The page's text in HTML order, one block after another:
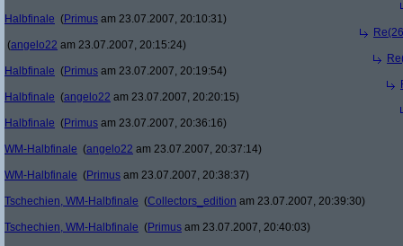
Halbfinale (Primus am 23.07.2007, 20:10:31)
(angelo22 am 23.07.2007, 20:15:24)
Halbfinale (Primus am 23.07.2007, 20:19:54)
Halbfinale (angelo22 am 23.07.2007, 20:20:15)
Halbfinale (Primus am 23.07.2007, 20:36:16)
WM-Halbfinale (angelo22 am 23.07.2007, 20:37:14)
WM-Halbfinale (Primus am 23.07.2007, 20:38:37)
Tschechien, WM-Halbfinale (Collectors_edition am 23.07.2007, 20:39:30)
Tschechien, WM-Halbfinale (Primus am 23.07.2007, 20:40:03)